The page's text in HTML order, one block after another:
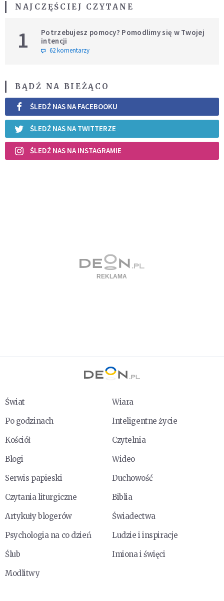
NAJCZĘŚCIEJ CZYTANE
1
Potrzebujesz pomocy? Pomodlimy się w Twojej
intencji
62 komentarzy
BĄDŹ NA BIEŻĄCO
ŚLEDŹ NAS NA FACEBOOKU
ŚLEDŹ NAS NA TWITTERZE
ŚLEDŹ NAS NA INSTAGRAMIE
Świat
Wiara
Po godzinach
Inteligentne życie
Kościół
Czytelnia
Blogi
Wideo
Serwis papieski
Duchowość
Czytania liturgiczne
Biblia
Artykuły blogerów
Świadectwa
Psychologia na co dzień
Ludzie i inspiracje
Ślub
Imiona i święci
Modlitwy